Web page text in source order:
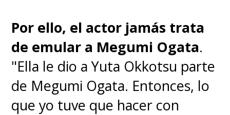
Por ello, el actor jamás trata
de emular a Megumi Ogata.
"Ella le dio a Yuta Okkotsu parte
de Megumi Ogata. Entonces, lo
que yo tuve que hacer con